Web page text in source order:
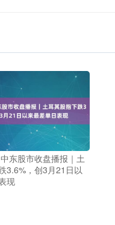
东股市收盘播报｜土
3.6%，创3月21日以
现